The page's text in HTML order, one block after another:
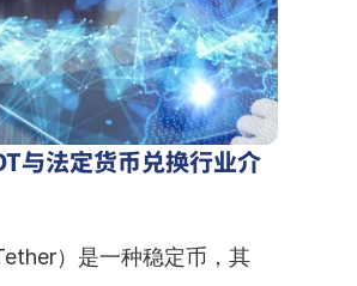
与法定货币兑换行业介
）是一种稳定币，其